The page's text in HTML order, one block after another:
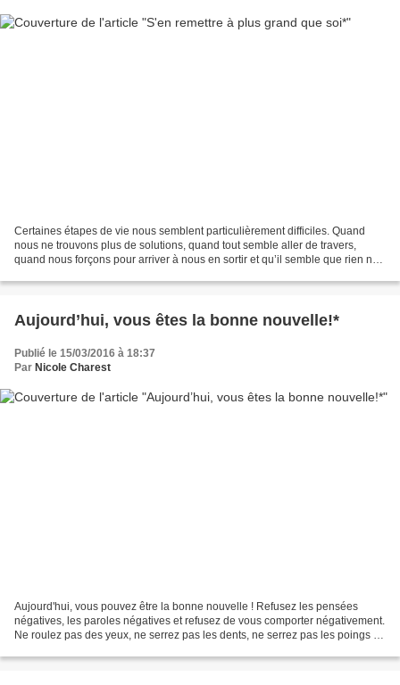
Certaines étapes de vie nous semblent particulièrement difficiles. Quand
nous ne trouvons plus de solutions, quand tout semble aller de travers,
quand nous forçons pour arriver à nous en sortir et qu’il semble que rien ne
Aujourd’hui, vous êtes la bonne nouvelle!*
Publié le 15/03/2016 à 18:37
Par Nicole Charest
Aujourd'hui, vous pouvez être la bonne nouvelle ! Refusez les pensées
négatives, les paroles négatives et refusez de vous comporter négativement.
Ne roulez pas des yeux, ne serrez pas les dents, ne serrez pas les poings et